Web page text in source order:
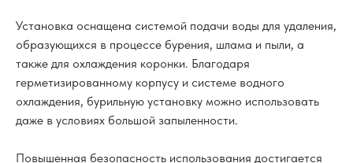
Установка оснащена системой подачи воды для удаления,
образующихся в процессе бурения, шлама и пыли, а
также для охлаждения коронки. Благодаря
герметизированному корпусу и системе водного
охлаждения, бурильную установку можно использовать
даже в условиях большой запыленности.
Повышенная безопасность использования достигается